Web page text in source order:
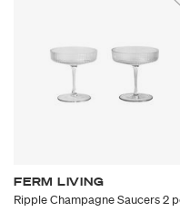
FERM LIVING
Ripple Champagne Saucers 2